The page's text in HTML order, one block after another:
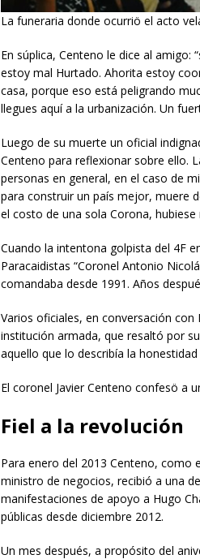
La funeraria donde ocurriö el acto
En súplica, Centeno le dice al amigo:
estoy mal Hurtado. Ahorita estoy
casa, porque eso está peligrando
llegues aquí a la urbanización. Un
Luego de su muerte un oficial
Centeno para reflexionar sobre ello.
personas en general, en el caso de
para construir un país mejor, muere
el costo de una sola Corona, hubiese
Cuando la intentona golpista del 4F
Paracaidistas “Coronel Antonio
comandaba desde 1991. Años
Varios oficiales, en conversación
institución armada, que resaltó por
aquello que lo describía la
El coronel Javier Centeno confesö a
Fiel a la revolución
Para enero del 2013 Centeno, como
ministro de negocios, recibió a una
manifestaciones de apoyo a Hugo
públicas desde diciembre 2012.
Un mes después, a propósito del